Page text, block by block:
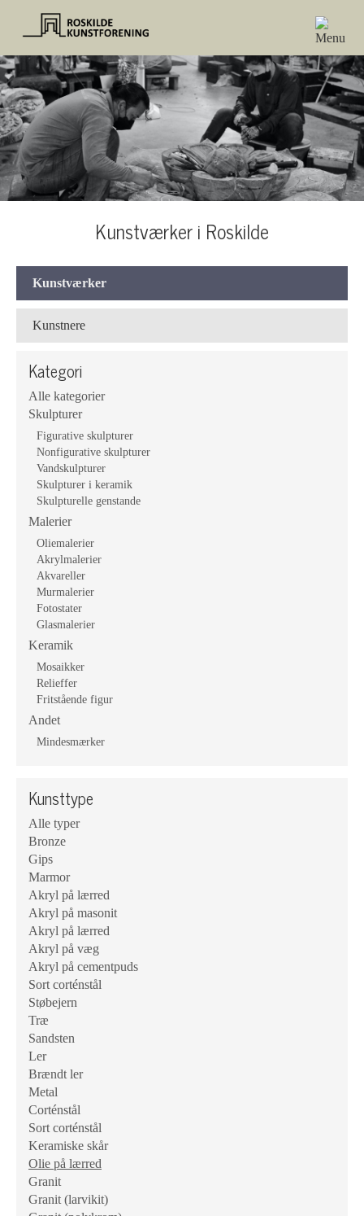
Kunstværker i Roskilde
Kunstværker
Kunstnere
Kategori
Alle kategorier
Skulpturer
Figurative skulpturer
Nonfigurative skulpturer
Vandskulpturer
Skulpturer i keramik
Skulpturelle genstande
Malerier
Oliemalerier
Akrylmalerier
Akvareller
Murmalerier
Fotostater
Glasmalerier
Keramik
Mosaikker
Relieffer
Fritstående figur
Andet
Mindesmærker
Kunsttype
Alle typer
Bronze
Gips
Marmor
Akryl på lærred
Akryl på masonit
Akryl på lærred
Akryl på væg
Akryl på cementpuds
Sort corténstål
Støbejern
Træ
Sandsten
Ler
Brændt ler
Metal
Corténstål
Sort corténstål
Keramiske skår
Olie på lærred
Granit
Granit (larvikit)